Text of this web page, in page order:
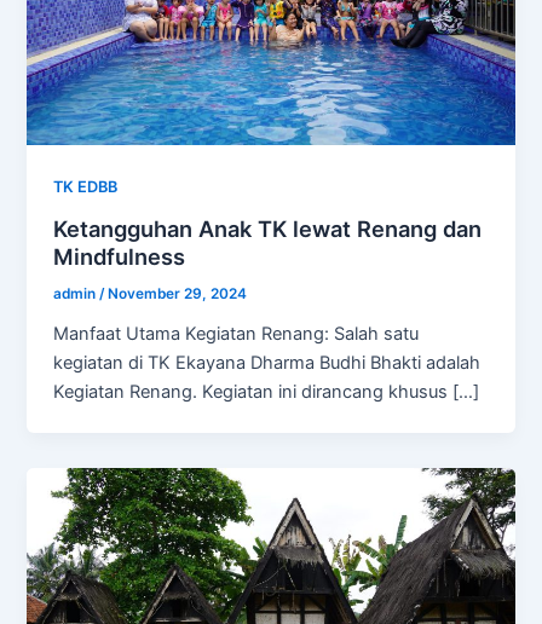
TK EDBB
Ketangguhan Anak TK lewat Renang dan
Mindfulness
admin /November 29, 2024
Manfaat Utama Kegiatan Renang: Salah satu
kegiatan di TK Ekayana Dharma Budhi Bhakti adalah
Kegiatan Renang. Kegiatan ini dirancang khusus […]